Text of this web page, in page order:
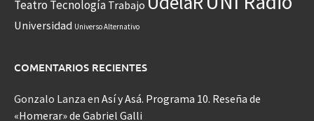
Teatro Tecnología Trabajo
Universidad Universo Alternativo
COMENTARIOS RECIENTES
Gonzalo Lanza en Así y Asá. Programa 10. Reseña de
«Homerar» de Gabriel Galli